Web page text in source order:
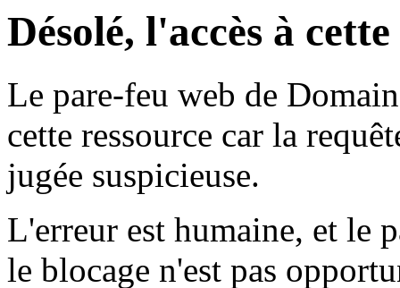
Désolé, l'accès à
Le pare-feu web de
cette ressource car la
jugée suspicieuse.
L'erreur est humaine, et le
le blocage n'est pas